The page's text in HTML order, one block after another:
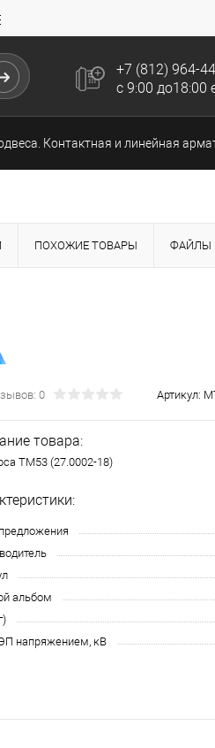
+7 (812) 964-
с 9:00 до18:00
Контактная и линейная
ПОХОЖИЕ ТОВАРЫ ФАЙЛЫ
0 Артикул:
товара:
ТМ53 (27.0002-18)
альбом
напряжением, кВ